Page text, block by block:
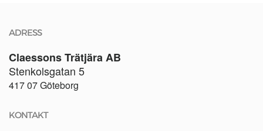
ADRESS
Claessons Trätjära AB
Stenkolsgatan 5
417 07 Göteborg
KONTAKT